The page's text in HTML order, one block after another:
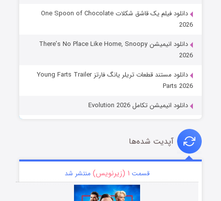
دانلود فیلم یک قاشق شکلات One Spoon of Chocolate
2026
دانلود انیمیشن There’s No Place Like Home, Snoopy
2026
دانلود مستند قطعات تریلر یانگ فارتز Young Farts Trailer
Parts 2026
دانلود انیمیشن تکامل Evolution 2026
آپدیت شده‌ها
قسمت ۱ (زیرنویس) منتشر شد